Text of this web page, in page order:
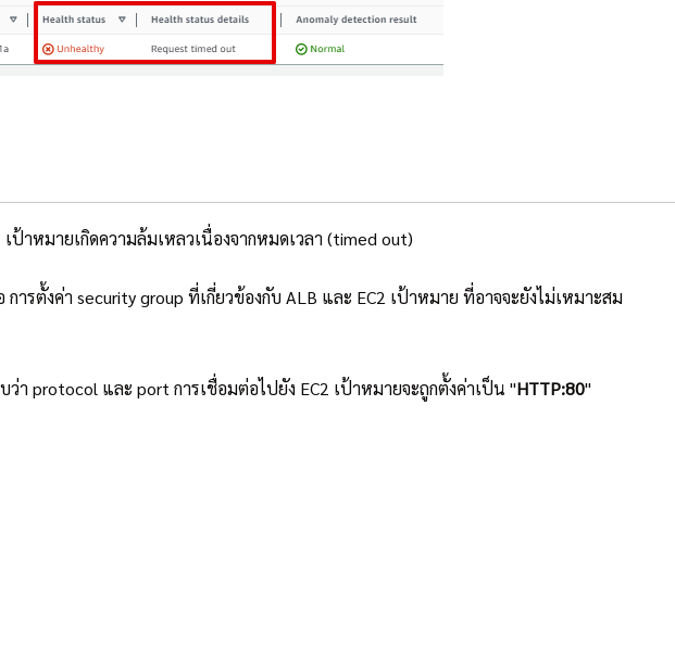
าหมายเกิดความล้มเหลวเนื่องจากหมดเวลา (timed out)
งค่า security group ที่เกี่ยวข้องกับ ALB และ EC2 เป้าหมาย ที่อาจจะยังไม่เหมาะสม
protocol และ port การเชื่อมต่อไปยัง EC2 เป้าหมายจะถูกตั้งค่าเป็น "HTTP:80"